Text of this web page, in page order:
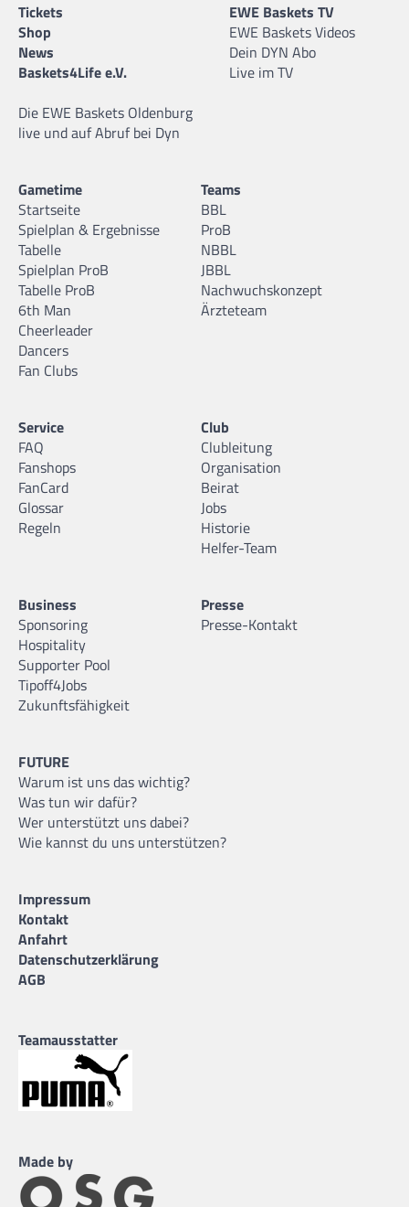
Tickets
Shop
News
Baskets4Life e.V.
Die EWE Baskets Oldenburg
live und auf Abruf bei Dyn
EWE Baskets TV
EWE Baskets Videos
Dein DYN Abo
Live im TV
Gametime
Startseite
Spielplan & Ergebnisse
Tabelle
Spielplan ProB
Tabelle ProB
6th Man
Cheerleader
Dancers
Fan Clubs
Teams
BBL
ProB
NBBL
JBBL
Nachwuchskonzept
Ärzteteam
Service
FAQ
Fanshops
FanCard
Glossar
Regeln
Club
Clubleitung
Organisation
Beirat
Jobs
Historie
Helfer-Team
Business
Sponsoring
Hospitality
Supporter Pool
Tipoff4Jobs
Zukunftsfähigkeit
Presse
Presse-Kontakt
FUTURE
Warum ist uns das wichtig?
Was tun wir dafür?
Wer unterstützt uns dabei?
Wie kannst du uns unterstützen?
Impressum
Kontakt
Anfahrt
Datenschutzerklärung
AGB
Teamausstatter
Made by